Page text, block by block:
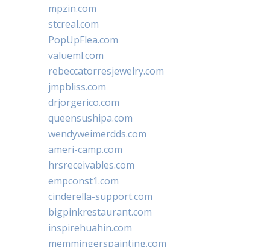
mpzin.com
stcreal.com
PopUpFlea.com
valueml.com
rebeccatorresjewelry.com
jmpbliss.com
drjorgerico.com
queensushipa.com
wendyweimerdds.com
ameri-camp.com
hrsreceivables.com
empconst1.com
cinderella-support.com
bigpinkrestaurant.com
inspirehuahin.com
memmingerspainting.com